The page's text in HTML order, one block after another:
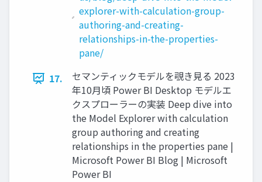
explorer-with-calculation-group-
authoring-and-creating-
relationships-in-the-properties-
pane/
17.
セマンティックモデルを覗き見る 2023
年10月頃 Power BI Desktop モデルエ
クスプローラーの実装 Deep dive into
the Model Explorer with calculation
group authoring and creating
relationships in the properties pane |
Microsoft Power BI Blog | Microsoft
Power BI